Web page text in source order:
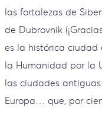
las fortalezas de
de Dubrovnik
es la histórica ciudad
la Humanidad por la
las ciudades
Europa… que, por